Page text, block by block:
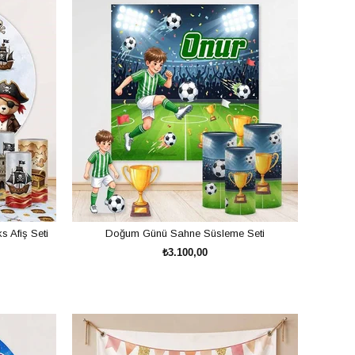
setleri sayesinde çok daha ekonomik bütçelerle etkileyici
organizasyon ücretleri ödemeden unutulmaz kutlamalar
Afiş Seti
Doğum Günü Sahne Süsleme Seti
₺3.100,00